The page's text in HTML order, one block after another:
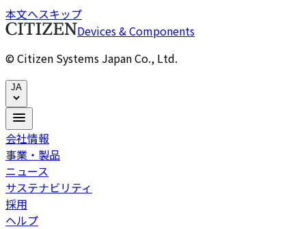
本文へスキップ
Devices & Components
© Citizen Systems Japan Co., Ltd.
JA
会社情報
事業・製品
ニュース
サステナビリティ
採用
ヘルプ